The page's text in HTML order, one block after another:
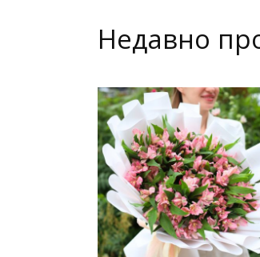
Недавно